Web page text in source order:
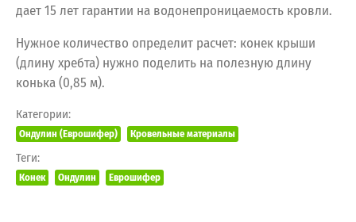
дает 15 лет гарантии на водонепроницаемость кровли.
Нужное количество определит расчет: конек крыши
(длину хребта) нужно поделить на полезную длину
конька (0,85 м).
Категории:
Ондулин (Еврошифер) Кровельные материалы
Теги:
Конек Ондулин Еврошифер